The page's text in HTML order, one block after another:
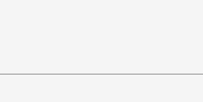
AZAlkmaar